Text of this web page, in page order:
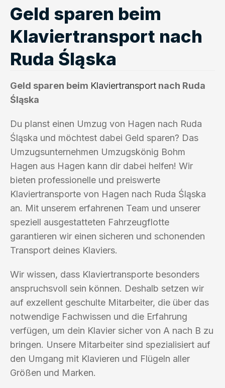
Geld sparen beim
Klaviertransport nach
Ruda Śląska
Geld sparen beim Klaviertransport nach Ruda
Śląska
Du planst einen Umzug von Hagen nach Ruda
Śląska und möchtest dabei Geld sparen? Das
Umzugsunternehmen Umzugskönig Bohm
Hagen aus Hagen kann dir dabei helfen! Wir
bieten professionelle und preiswerte
Klaviertransporte von Hagen nach Ruda Śląska
an. Mit unserem erfahrenen Team und unserer
speziell ausgestatteten Fahrzeugflotte
garantieren wir einen sicheren und schonenden
Transport deines Klaviers.
Wir wissen, dass Klaviertransporte besonders
anspruchsvoll sein können. Deshalb setzen wir
auf exzellent geschulte Mitarbeiter, die über das
notwendige Fachwissen und die Erfahrung
verfügen, um dein Klavier sicher von A nach B zu
bringen. Unsere Mitarbeiter sind spezialisiert auf
den Umgang mit Klavieren und Flügeln aller
Größen und Marken.